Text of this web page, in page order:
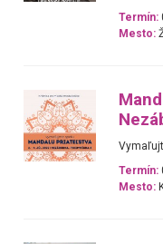
Termín:
Mesto:
Termín:
Mesto: